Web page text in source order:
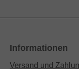
Informationen
Versand und